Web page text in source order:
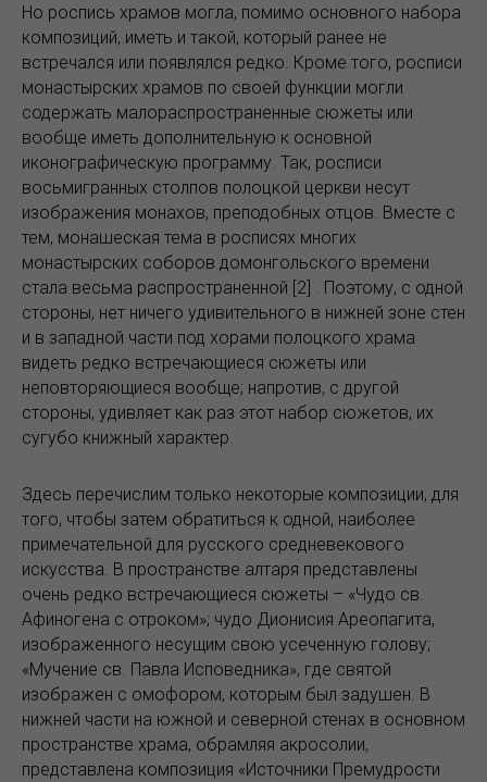
Но роспись храмов могла, помимо основного набора
композиций, иметь и такой, который ранее не
встречался или появлялся редко. Кроме того, росписи
монастырских храмов по своей функции могли
содержать малораспространенные сюжеты или
вообще иметь дополнительную к основной
иконографическую программу. Так, росписи
восьмигранных столпов полоцкой церкви несут
изображения монахов, преподобных отцов. Вместе с
тем, монашеская тема в росписях многих
монастырских соборов домонгольского времени
стала весьма распространенной [2] . Поэтому, с одной
стороны, нет ничего удивительного в нижней зоне стен
и в западной части под хорами полоцкого храма
видеть редко встречающиеся сюжеты или
неповторяющиеся вообще; напротив, с другой
стороны, удивляет как раз этот набор сюжетов, их
сугубо книжный характер.
Здесь перечислим только некоторые композиции, для
того, чтобы затем обратиться к одной, наиболее
примечательной для русского средневекового
искусства. В пространстве алтаря представлены
очень редко встречающиеся сюжеты – «Чудо св.
Афиногена с отроком»; чудо Дионисия Ареопагита,
изображенного несущим свою усеченную голову;
«Мучение св. Павла Исповедника», где святой
изображен с омофором, которым был задушен. В
нижней части на южной и северной стенах в основном
пространстве храма, обрамляя акросолии,
представлена композиция «Источники Премудрости